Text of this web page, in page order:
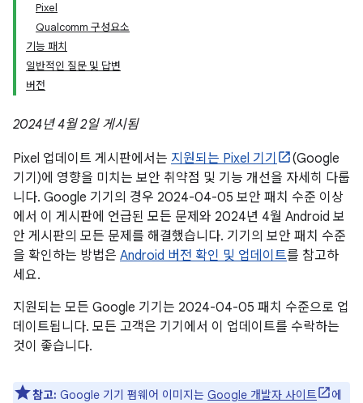
Pixel
Qualcomm 구성요소
기능 패치
일반적인 질문 및 답변
버전
2024년 4월 2일 게시됨
Pixel 업데이트 게시판에서는 지원되는 Pixel 기기
(Google
기기)에 영향을 미치는 보안 취약점 및 기능 개선을 자세히 다룹
니다. Google 기기의 경우 2024-04-05 보안 패치 수준 이상
에서 이 게시판에 언급된 모든 문제와 2024년 4월 Android 보
안 게시판의 모든 문제를 해결했습니다. 기기의 보안 패치 수준
을 확인하는 방법은 Android 버전 확인 및 업데이트를 참고하
세요.
지원되는 모든 Google 기기는 2024-04-05 패치 수준으로 업
데이트됩니다. 모든 고객은 기기에서 이 업데이트를 수락하는
것이 좋습니다.
참고: Google 기기 펌웨어 이미지는 Google 개발자 사이트
에